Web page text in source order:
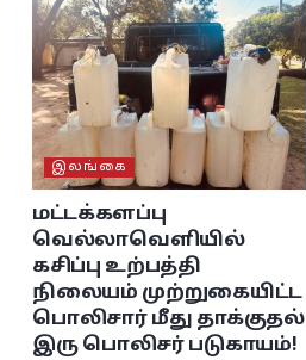
இலங்கை
மட்டக்களப்பு
வெல்லாவெளியில்
கசிப்பு உற்பத்தி
நிலையம் முற்றுகையிட்ட
பொலிசார் மீது தாக்குதல்
இரு பொலிசர் படுகாயம்!